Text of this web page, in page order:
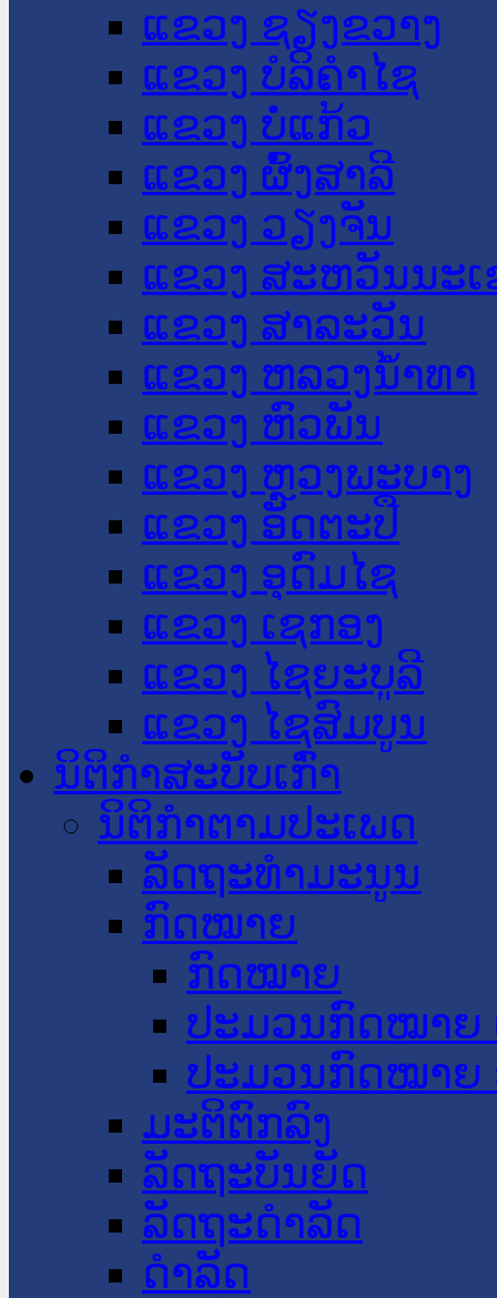
ແຂວງ ຊຽງຂວາງ
ແຂວງ ບໍລິຄໍາໄຊ
ແຂວງ ບໍ່ແກ້ວ
ແຂວງ ຜົ້ງສາລີ
ແຂວງ ວຽງຈັນ
ແຂວງ ສະຫວັນນະ
ແຂວງ ສາລະວັນ
ແຂວງ ຫລວງນໍ້າທາ
ແຂວງ ຫົວພັນ
ແຂວງ ຫຼວງພະບາງ
ແຂວງ ອັດຕະປື
ແຂວງ ອຸດົມໄຊ
ແຂວງ ເຊກອງ
ແຂວງ ໄຊຍະບູລີ
ແຂວງ ໄຊສົມບູນ
ນິຕິກໍາສະບັບເກົ່າ
ນິຕິກຳຕາມປະເພດ
ລັດຖະທໍາມະນູນ
ກົດໝາຍ
ກົດໝາຍ
ປະມວນກົດໝາຍ
ປະມວນກົດໝາຍ
ມະຕິຕົກລົງ
ລັດຖະບັນຍັດ
ລັດຖະດໍາລັດ
ດໍາລັດ